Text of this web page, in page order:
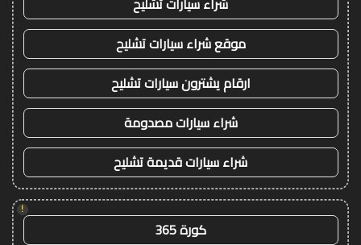
موقع شراء سيارات تشليح
ارقام يشترون سيارات تشليح
شراء سيارات مصدومة
شراء سيارات قديمة تشليح
!
كورة 365